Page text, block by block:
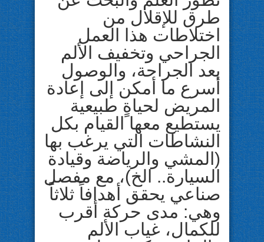
طرق للإقلال من
اختلاطات هذا العمل
الجراحي وتخفيف الألم
بعد الجراحة، والوصول
أسرع ما أمكن إلى إعادة
المريض لحياةٍ طبيعية
يستطيع معها القيام بكل
النشاطات التي يرغب بها
(المشي والرياضة وقيادة
السيارة.. الخ)، مع مفصل
صناعي يحقق أهدافاً ثلاثاً
وهي: مدى حركة أقرب
للكمال، غياب الألم